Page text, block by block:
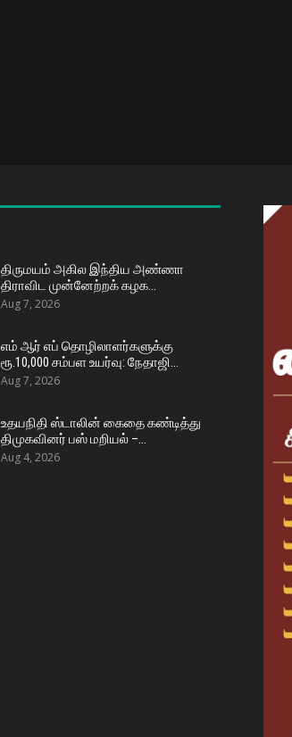
திருமயம் அகில இந்திய அண்ணா
திராவிட முன்னேற்றக் கழக…
Aug 7, 2026
எம் ஆர் எப் தொழிலாளர்களுக்கு
ரூ.10,000 சம்பள உயர்வு: நேதாஜி…
Aug 7, 2026
உதயநிதி ஸ்டாலின் கைதை கண்டித்து
திமுகவினர் பஸ் மறியல் –…
Aug 4, 2026